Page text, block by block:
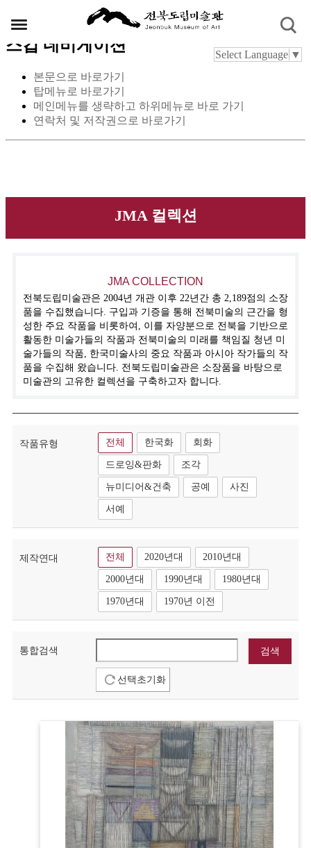
스킵 네비게이션
본문으로 바로가기
탑메뉴로 바로가기
메인메뉴를 생략하고 하위메뉴로 바로 가기
연락처 및 저작권으로 바로가기
Select Language ▼
JMA 컬렉션
JMA COLLECTION
전북도립미술관은 2004년 개관 이후 22년간 총 2,189점의 소장
품을 수집했습니다. 구입과 기증을 통해 전북미술의 근간을 형
성한 주요 작품을 비롯하여, 이를 자양분으로 전북을 기반으로
활동한 미술가들의 작품과 전북미술의 미래를 책임질 청년 미
술가들의 작품, 한국미술사의 중요 작품과 아시아 작가들의 작
품을 수집해 왔습니다. 전북도립미술관은 소장품을 바탕으로
미술관의 고유한 컬렉션을 구축하고자 합니다.
작품유형 전체 한국화 회화
드로잉&판화 조각
뉴미디어&건축 공예 사진
서예
제작연대 전체 2020년대 2010년대
2000년대 1990년대 1980년대
1970년대 1970년 이전
통합검색
선택초기화